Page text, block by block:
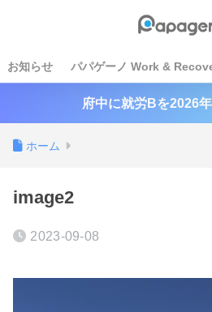
お知らせ パパゲーノ Work &
府中に就労Bを2026
ホーム
image2
2023-09-08